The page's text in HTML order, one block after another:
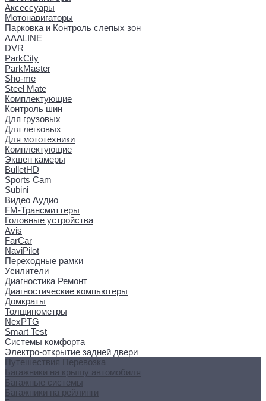
Аксессуары
Мотонавигаторы
Парковка и Контроль слепых зон
AAALINE
DVR
ParkCity
ParkMaster
Sho-me
Steel Mate
Комплектующие
Контроль шин
Для грузовых
Для легковых
Для мототехники
Комплектующие
Экшен камеры
BulletHD
Sports Cam
Subini
Видео Аудио
FM-Трансмиттеры
Головные устройства
Avis
FarCar
NaviPilot
Переходные рамки
Усилители
Диагностика Ремонт
Диагностические компьютеры
Домкраты
Толщинометры
NexPTG
Smart Test
Системы комфорта
Электро-открытие задней двери
Путешествия Перевозка
Багажники на крышу автомобиля
Багажные системы
Багажники на рейлинги